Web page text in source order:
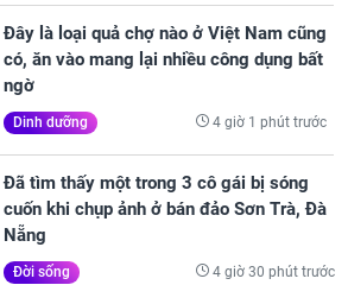
Đây là loại quả chợ nào ở Việt Nam cũng
có, ăn vào mang lại nhiều công dụng bất
ngờ
Dinh dưỡng 4 giờ 1 phút trước
Đã tìm thấy một trong 3 cô gái bị sóng
cuốn khi chụp ảnh ở bán đảo Sơn Trà, Đà
Nẵng
Đời sống 4 giờ 30 phút trước